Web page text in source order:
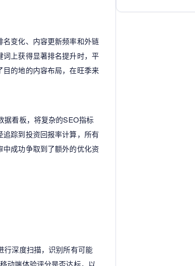
变化、内容更新频率和外链
上获得显著排名提升时，平
的地的内容布局，在旺季来
据看板，将复杂的SEO指标
踪到投资回报率计算，所有
成功争取到了额外的优化资
行深度扫描，识别所有可能
动端体验评分是否达标，以